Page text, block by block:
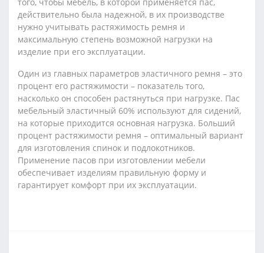
действительно была надежной, в их производстве
нужно учитывать растяжимость ремня и
максимальную степень возможной нагрузки на
изделие при его эксплуатации.
Один из главных параметров эластичного ремня – это
процент его растяжимости – показатель того,
насколько он способен растянуться при нагрузке. Пас
мебельный эластичный 60% используют для сидений,
на которые приходится основная нагрузка. Больший
процент растяжимости ремня – оптимальный вариант
для изготовления спинок и подлокотников.
Применение пасов при изготовлении мебели
обеспечивает изделиям правильную форму и
гарантирует комфорт при их эксплуатации.